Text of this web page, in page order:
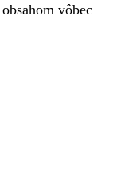
vôbec